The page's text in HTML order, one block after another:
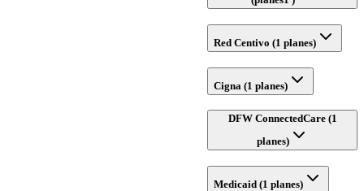
Red Centivo (1 planes)
Cigna (1 planes)
DFW ConnectedCare (1
planes)
Medicaid (1 planes)